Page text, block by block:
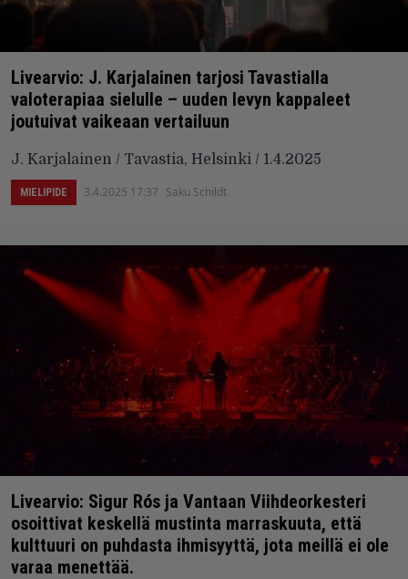
Livearvio: J. Karjalainen tarjosi Tavastialla
valoterapiaa sielulle – uuden levyn kappaleet
joutuivat vaikeaan vertailuun
J. Karjalainen / Tavastia, Helsinki / 1.4.2025
MIELIPIDE 3.4.2025 17:37 Saku Schildt
Livearvio: Sigur Rós ja Vantaan Viihdeorkesteri
osoittivat keskellä mustinta marraskuuta, että
kulttuuri on puhdasta ihmisyyttä, jota meillä ei ole
varaa menettää.